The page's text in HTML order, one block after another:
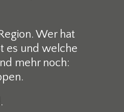
Wer hat
es und welche
mehr noch: